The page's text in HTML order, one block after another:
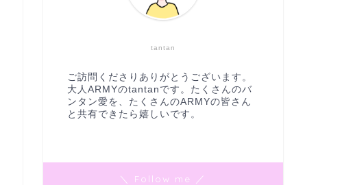
tantan
ご訪問くださりありがとうございます。
大人ARMYのtantanです。たくさんのバ
ンタン愛を、たくさんのARMYの皆さん
と共有できたら嬉しいです。
＼ Follow me ／